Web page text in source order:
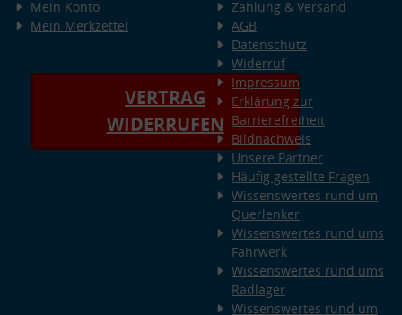
Mein Konto
Mein Merkzettel
VERTRAG
WIDERRUFEN
Zahlung & Versand
AGB
Datenschutz
Widerruf
Impressum
Erklärung zur
Barrierefreiheit
Bildnachweis
Unsere Partner
Häufig gestellte Fragen
Wissenswertes rund um
Querlenker
Wissenswertes rund ums
Fahrwerk
Wissenswertes rund ums
Radlager
Wissenswertes rund um